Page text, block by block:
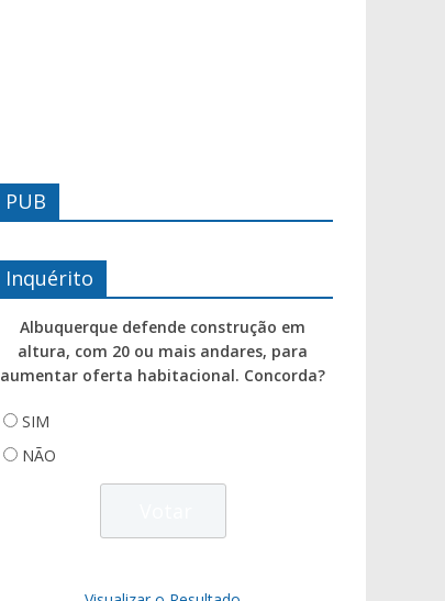
PUB
Inquérito
Albuquerque defende construção em
altura, com 20 ou mais andares, para
aumentar oferta habitacional. Concorda?
SIM
NÃO